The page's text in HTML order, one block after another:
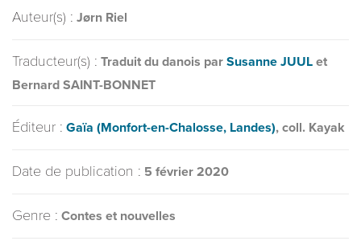
Auteur(s) : Jørn Riel
Traducteur(s) : Traduit du danois par Susanne JUUL et
Bernard SAINT-BONNET
Éditeur : Gaïa (Monfort-en-Chalosse, Landes), coll. Kayak
Date de publication : 5 février 2020
Genre : Contes et nouvelles